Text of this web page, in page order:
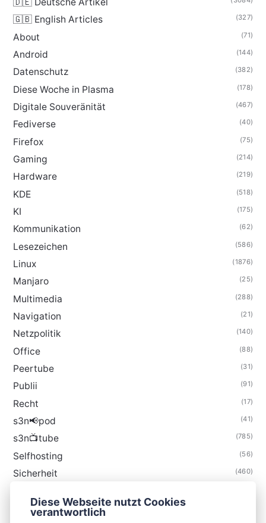
🇬🇧 English Articles (327)
About (71)
Android (144)
Datenschutz (382)
Diese Woche in Plasma (178)
Digitale Souveränität (467)
Fediverse (40)
Firefox (75)
Gaming (214)
Hardware (219)
KDE (518)
KI (175)
Kommunikation (62)
Lesezeichen (586)
Linux (1876)
Manjaro (25)
Multimedia (288)
Navigation (21)
Netzpolitik (140)
Office (88)
Peertube (31)
Publii (91)
Recht (17)
s3n📢pod (41)
s3n📺tube (785)
Selfhosting (56)
Sicherheit (460)
Thunderbird
Diese Webseite nutzt Cookies
verantwortlich